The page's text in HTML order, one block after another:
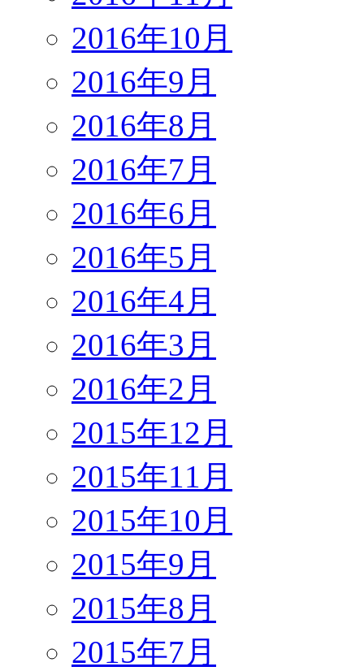
2016年10月
2016年9月
2016年8月
2016年7月
2016年6月
2016年5月
2016年4月
2016年3月
2016年2月
2015年12月
2015年11月
2015年10月
2015年9月
2015年8月
2015年7月